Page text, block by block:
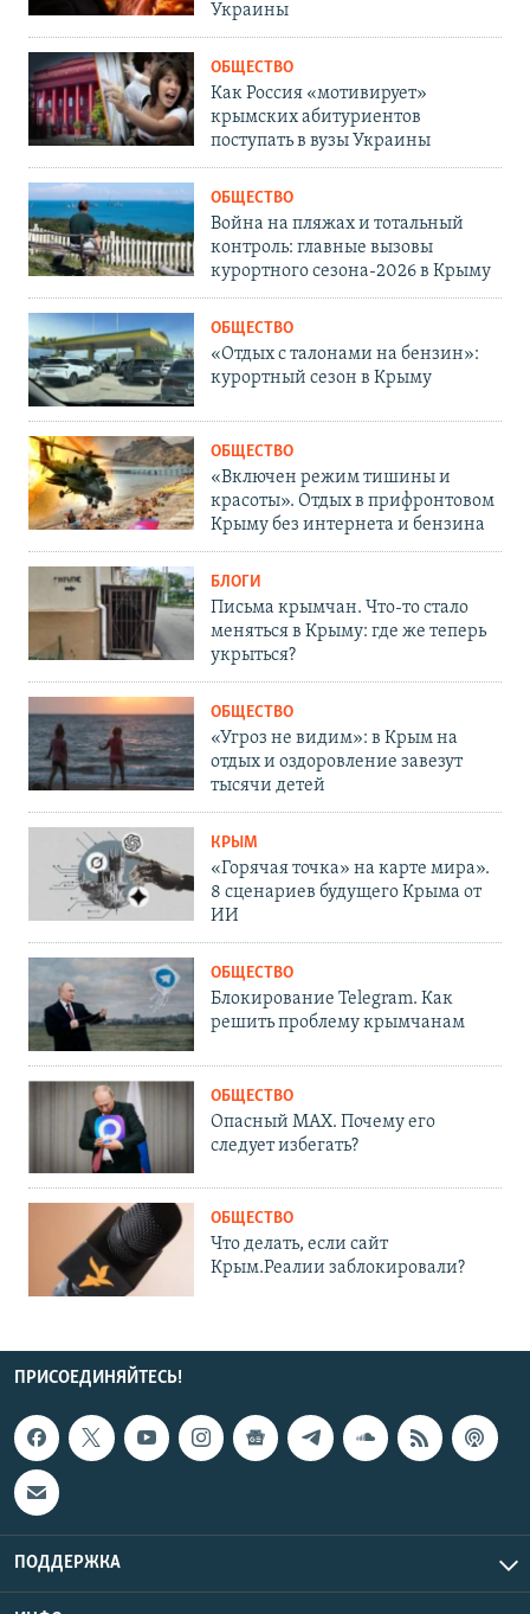
Украины
ОБЩЕСТВО
Как Россия «мотивирует»
крымских абитуриентов
поступать в вузы Украины
ОБЩЕСТВО
Война на пляжах и тотальный
контроль: главные вызовы
курортного сезона-2026 в Крыму
ОБЩЕСТВО
«Отдых с талонами на бензин»:
курортный сезон в Крыму
ОБЩЕСТВО
«Включен режим тишины и
красоты». Отдых в прифронтовом
Крыму без интернета и бензина
БЛОГИ
Письма крымчан. Что-то стало
меняться в Крыму: где же теперь
укрыться?
ОБЩЕСТВО
«Угроз не видим»: в Крым на
отдых и оздоровление завезут
тысячи детей
КРЫМ
«Горячая точка» на карте мира».
8 сценариев будущего Крыма от
ИИ
ОБЩЕСТВО
Блокирование Telegram. Как
решить проблему крымчанам
ОБЩЕСТВО
Опасный MAX. Почему его
следует избегать?
ОБЩЕСТВО
Что делать, если сайт
Крым.Реалии заблокировали?
ПРИСОЕДИНЯЙТЕСЬ!
ПОДДЕРЖКА